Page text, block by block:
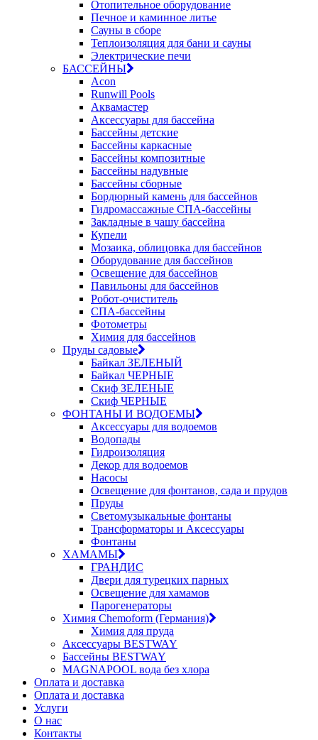
Отопительное оборудование
Печное и каминное литье
Сауны в сборе
Теплоизоляция для бани и сауны
Электрические печи
БАССЕЙНЫ
Acon
Runwill Pools
Аквамастер
Аксессуары для бассейна
Бассейны детские
Бассейны каркасные
Бассейны композитные
Бассейны надувные
Бассейны сборные
Бордюрный камень для бассейнов
Гидромассажные СПА-бассейны
Закладные в чашу бассейна
Купели
Мозаика, облицовка для бассейнов
Оборудование для бассейнов
Освещение для бассейнов
Павильоны для бассейнов
Робот-очиститель
СПА-бассейны
Фотометры
Химия для бассейнов
Пруды садовые
Байкал ЗЕЛЕНЫЙ
Байкал ЧЕРНЫЕ
Скиф ЗЕЛЕНЫЕ
Скиф ЧЕРНЫЕ
ФОНТАНЫ И ВОДОЕМЫ
Аксессуары для водоемов
Водопады
Гидроизоляция
Декор для водоемов
Насосы
Освещение для фонтанов, сада и прудов
Пруды
Светомузыкальные фонтаны
Трансформаторы и Аксессуары
Фонтаны
ХАМАМЫ
ГРАНДИС
Двери для турецких парных
Освещение для хамамов
Парогенераторы
Химия Chemoform (Германия)
Химия для пруда
Аксессуары BESTWAY
Бассейны BESTWAY
MAGNAPOOL вода без хлора
Оплата и доставка
Оплата и доставка
Услуги
О нас
Контакты